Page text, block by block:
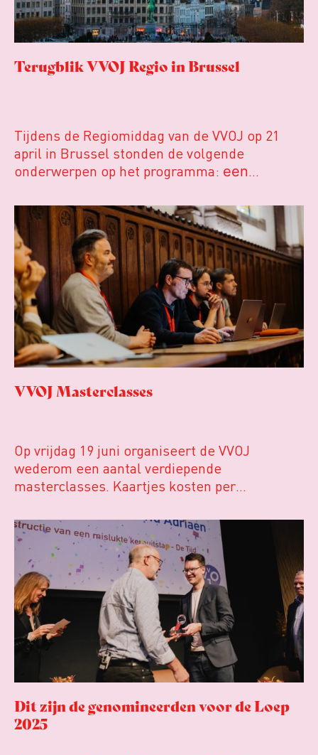
Terugblik VVOJ Regio in Brussel
Tijdens de Regiomiddag van de VVOJ op 21
april in Brussel stonden de volgende
onderwerpen op het programma: een
over vastgoedschandalenhet opvragen
van overheidsdocumenten in Vlaanderen;
EU-beleid dat relevant is voor regionaal en
lokaal nieuws;subsidies voor Belgische en
Nederlandse journalistiek.
VVOJ Masterclasses
Op vrijdag 19 juni organiseert de VVOJ
wederom een aantal verdiepende
masterclasses. Kaartjes kosten per
euro voor niet-leden. De masterclasses
starten om 13u, inloop vanaf 12.30u. Beiden
masterclasses vinden plaats in Pakhuis de
Zwijger in Amsterdam.
Dit zijn de genomineerden voor de Loep
2025